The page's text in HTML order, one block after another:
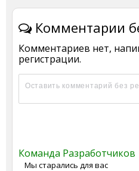
Комментарии
Комментариев нет,
регистрации.
Команда Разработчиков
Мы старались для вас